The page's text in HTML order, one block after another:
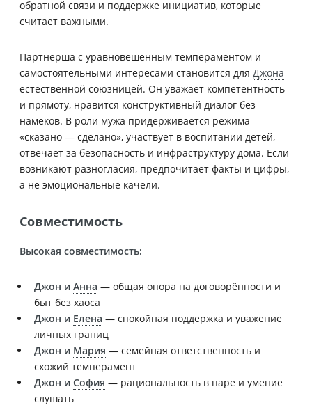
обратной связи и поддержке инициатив, которые
считает важными.
Партнёрша с уравновешенным темпераментом и
самостоятельными интересами становится для Джона
естественной союзницей. Он уважает компетентность
и прямоту, нравится конструктивный диалог без
намёков. В роли мужа придерживается режима
«сказано — сделано», участвует в воспитании детей,
отвечает за безопасность и инфраструктуру дома. Если
возникают разногласия, предпочитает факты и цифры,
а не эмоциональные качели.
Совместимость
Высокая совместимость:
Джон и Анна — общая опора на договорённости и
быт без хаоса
Джон и Елена — спокойная поддержка и уважение
личных границ
Джон и Мария — семейная ответственность и
схожий темперамент
Джон и София — рациональность в паре и умение
слушать